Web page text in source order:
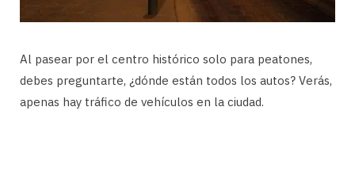
Al pasear por el centro histórico solo para peatones,
debes preguntarte, ¿dónde están todos los autos? Verás,
apenas hay tráfico de vehículos en la ciudad.